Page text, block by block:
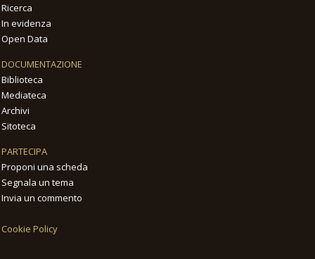
Ricerca
In evidenza
Open Data
DOCUMENTAZIONE
Biblioteca
Mediateca
Archivi
Sitoteca
PARTECIPA
Proponi una scheda
Segnala un tema
Invia un commento
Cookie Policy